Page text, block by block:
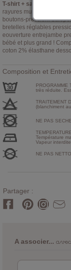
T-shirt + salopette bébé
rayures multicolores sur
boutons-pression.
bretelles réglables
eouverture entrejambe
bébé et plus grand !
coton 2% élasthane
Composition et
PROGRAMME
très réduite.
TRAITEMENT
(blanchiment
NE PAS
Température
Vapeur interdite
NE PAS
Partager :
A associer...